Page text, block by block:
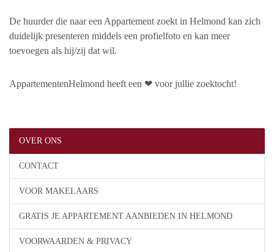
OVER ONS
CONTACT
VOOR MAKELAARS
GRATIS JE APPARTEMENT AANBIEDEN IN HELMOND
VOORWAARDEN & PRIVACY
De huurder die naar een Appartement zoekt in Helmond kan zich
duidelijk presenteren middels een profielfoto en kan meer
toevoegen als hij/zij dat wil.
AppartementenHelmond heeft een ❤ voor jullie zoektocht!